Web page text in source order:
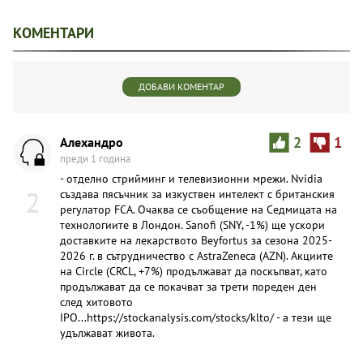
КОМЕНТАРИ
ДОБАВИ КОМЕНТАР
2
2 1
Алехандро
преди 1 година
- отделно стрийминг и телевизионни мрежи. Nvidia
създава пясъчник за изкуствен интелект с британския
регулатор FCA. Очаква се съобщение на Седмицата на
технологиите в Лондон. Sanofi (SNY, -1%) ще ускори
доставките на лекарството Beyfortus за сезона 2025-
2026 г. в сътрудничество с AstraZeneca (AZN). Акциите
на Circle (CRCL, +7%) продължават да поскъпват, като
продължават да се покачват за трети пореден ден
след хитовото
IPO...https://stockanalysis.com/stocks/klto/ - а тези ще
удължават живота.